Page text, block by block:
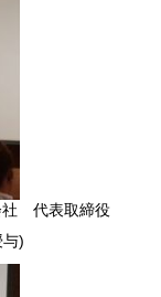
施工実績を知る
社 代表取締役
)